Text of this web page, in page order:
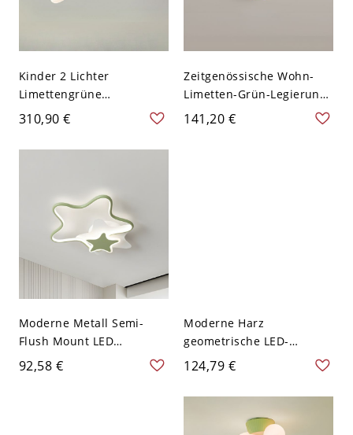
Kinder 2 Lichter
Limettengrüne
Deckenwandleuchte mit
Harz Lampenschirm,
110V-120V
310,90 €
Zeitgenössische Wohn-
Limetten-Grün-Legierung
2 Lichter Deckenleuchte
mit Polymer-Schirm,
141,20 €
Moderne Metall Semi-
Flush Mount LED
Deckenleuchte mit
Acrylschirmen für den
92,58 €
Moderne Harz
geometrische LED-
Glühbirnen
Deckenleuchte mit
Acrylschirm - Grün 110V-
124,79 €